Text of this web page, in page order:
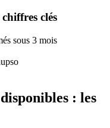
clés
sous 3 mois
: les